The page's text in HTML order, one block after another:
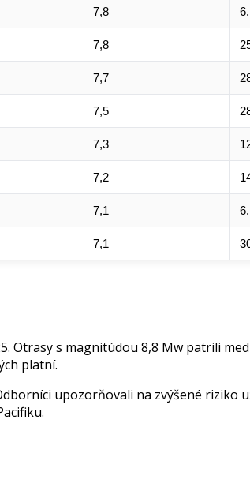
7,8
7,8
7,7
7,5
7,3
7,2
7,1
7,1
Otrasy s magnitúdou 8,8 Mw patrili
platní.
upozorňovali na zvýšené riziko